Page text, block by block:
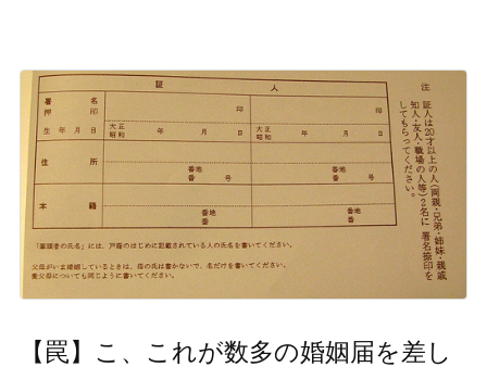
【罠】こ、これが数多の婚姻届を差し